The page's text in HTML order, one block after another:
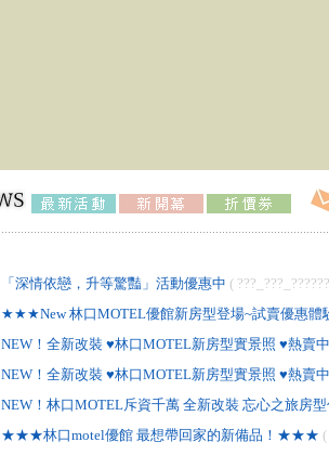
「深情依戀，升等驚豔」活動優惠中 (
★★★New 林口MOTEL優館新房型登場~試賣優惠
NEW！全新改裝 ♥林口MOTEL新房型實景照 ♥熱賣
NEW！全新改裝 ♥林口MOTEL新房型實景照 ♥熱賣
NEW！林口MOTEL斥資千萬 全新改裝 忘心之旅房
★★★林口motel優館 最想帶回家的新備品！★★★